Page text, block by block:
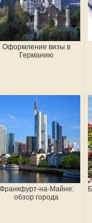
Оформление визы в
Германию
Франкфурт-на-Майне:
обзор города